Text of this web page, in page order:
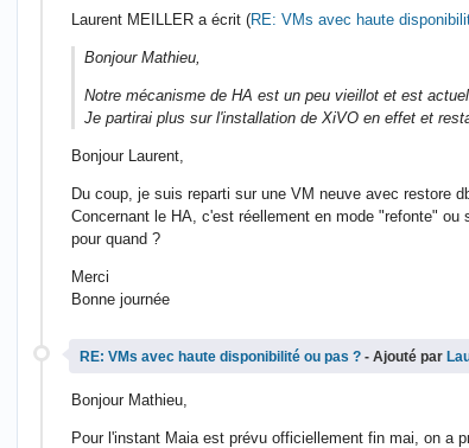
Laurent MEILLER a écrit (RE: VMs avec haute
Bonjour Mathieu,
Notre mécanisme de HA est un peu vieillot et est
Je partirai plus sur l'installation de XiVO en effet et
Bonjour Laurent,
Du coup, je suis reparti sur une VM neuve avec restore
Concernant le HA, c'est réellement en mode "refonte"
pour quand ?
Merci
Bonne journée
RE: VMs avec haute disponibilité ou pas ? - Ajouté par
Bonjour Mathieu,
Pour l'instant Maia est prévu officiellement fin mai, on a